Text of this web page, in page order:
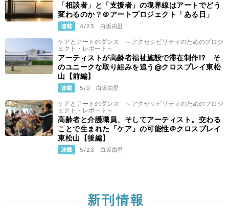
「相談者」と「支援者」の境界線はアートでどう
変わるのか？＠アートプロジェクト「ある日」
連載 4/25 白坂由里
ケアとアートのダンス ～アクセシビリティのためのプロジ
ェクト・レポート～
アーティストが高齢者福祉施設で滞在制作!? そ
のユニークな取り組みを追う@クロスプレイ東松
山【前編】
連載 5/9 白坂由里
ケアとアートのダンス ～アクセシビリティのためのプロジ
ェクト・レポート～
高齢者と介護職員、そしてアーティスト。交わる
ことで生まれた「ケア」の可能性＠クロスプレイ
東松山【後編】
連載 5/23 白坂由里
新刊情報